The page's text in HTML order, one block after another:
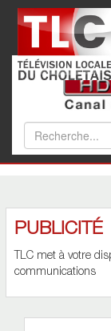
PUBLICITÉ
TLC met à votre
communications